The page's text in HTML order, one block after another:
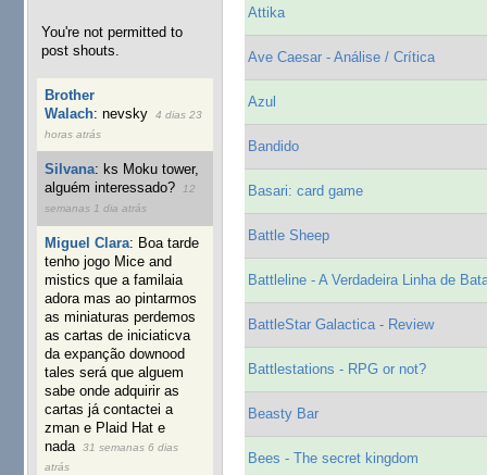
You're not permitted to
post shouts.
Brother
Walach:nevsky
4 dias 23
horas atrás
Silvana: ks Moku tower,
alguém interessado?
12
semanas 1 dia atrás
Miguel Clara: Boa tarde
tenho jogo Mice and
mistics que a familaia
adora mas ao pintarmos
as miniaturas perdemos
as cartas de iniciaticva
da expanção downood
tales será que alguem
sabe onde adquirir as
cartas já contactei a
zman e Plaid Hat e
nada
31 semanas 6 dias
atrás
Attika
Ave Caesar - Análise / Crítica
Azul
Bandido
Basari: card game
Battle Sheep
Battleline - A Verdadeira Linha de
BattleStar Galactica - Review
Battlestations - RPG or not?
Beasty Bar
Bees - The secret kingdom